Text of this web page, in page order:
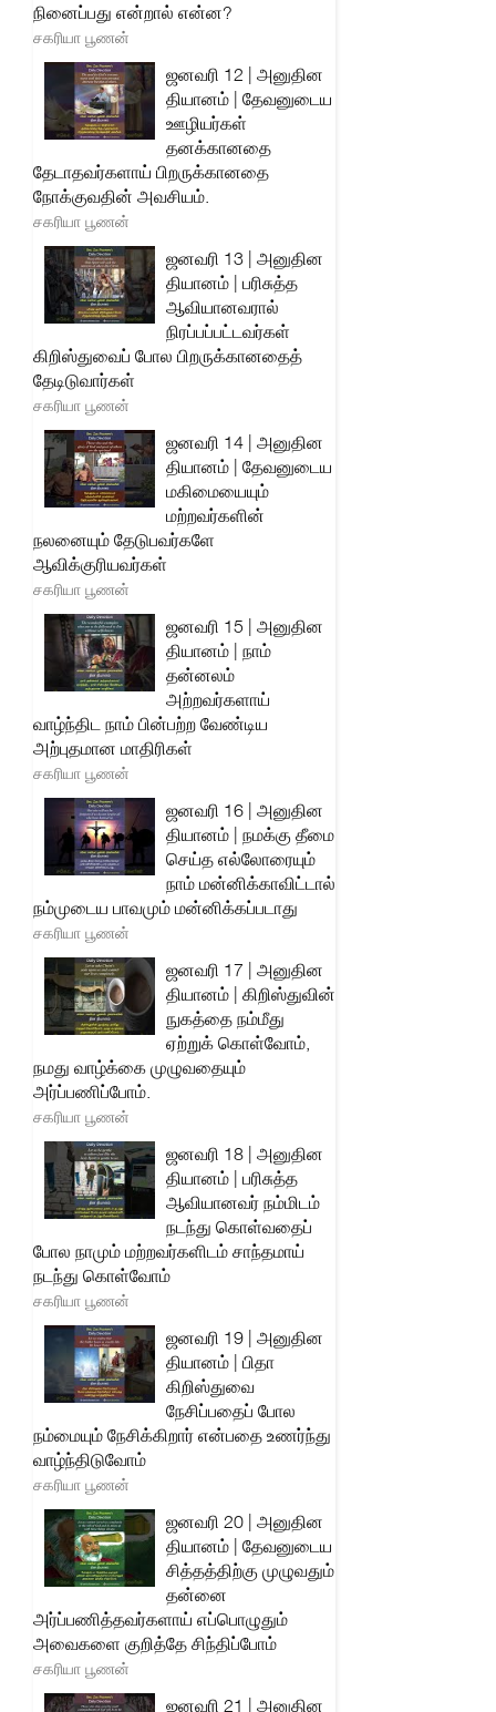
நினைப்பது என்றால் என்ன?
சகரியா பூணன்
ஜனவரி 12 | அனுதின
தியானம் | தேவனுடைய
ஊழியர்கள்
தனக்கானதை
தேடாதவர்களாய் பிறருக்கானதை
நோக்குவதின் அவசியம்.
சகரியா பூணன்
ஜனவரி 13 | அனுதின
தியானம் | பரிசுத்த
ஆவியானவரால்
நிரப்பப்பட்டவர்கள்
கிறிஸ்துவைப் போல பிறருக்கானதைத்
தேடிடுவார்கள்
சகரியா பூணன்
ஜனவரி 14 | அனுதின
தியானம் | தேவனுடைய
மகிமையையும்
மற்றவர்களின்
நலனையும் தேடுபவர்களே
ஆவிக்குரியவர்கள்
சகரியா பூணன்
ஜனவரி 15 | அனுதின
தியானம் | நாம்
தன்னலம்
அற்றவர்களாய்
வாழ்ந்திட நாம் பின்பற்ற வேண்டிய
அற்புதமான மாதிரிகள்
சகரியா பூணன்
ஜனவரி 16 | அனுதின
தியானம் | நமக்கு தீமை
செய்த எல்லோரையும்
நாம் மன்னிக்காவிட்டால்
நம்முடைய பாவமும் மன்னிக்கப்படாது
சகரியா பூணன்
ஜனவரி 17 | அனுதின
தியானம் | கிறிஸ்துவின்
நுகத்தை நம்மீது
ஏற்றுக் கொள்வோம்,
நமது வாழ்க்கை முழுவதையும்
அர்ப்பணிப்போம்.
சகரியா பூணன்
ஜனவரி 18 | அனுதின
தியானம் | பரிசுத்த
ஆவியானவர் நம்மிடம்
நடந்து கொள்வதைப்
போல நாமும் மற்றவர்களிடம் சாந்தமாய்
நடந்து கொள்வோம்
சகரியா பூணன்
ஜனவரி 19 | அனுதின
தியானம் | பிதா
கிறிஸ்துவை
நேசிப்பதைப் போல
நம்மையும் நேசிக்கிறார் என்பதை உணர்ந்து
வாழ்ந்திடுவோம்
சகரியா பூணன்
ஜனவரி 20 | அனுதின
தியானம் | தேவனுடைய
சித்தத்திற்கு முழுவதும்
தன்னை
அர்ப்பணித்தவர்களாய் எப்பொழுதும்
அவைகளை குறித்தே சிந்திப்போம்
சகரியா பூணன்
ஜனவரி 21 | அனுதின